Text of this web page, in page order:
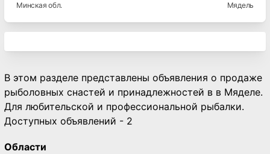
Минская обл. Мядель
В этом разделе представлены объявления о продаже
рыболовных снастей и принадлежностей в в Мяделе.
Для любительской и профессиональной рыбалки.
Доступных объявлений - 2
Области